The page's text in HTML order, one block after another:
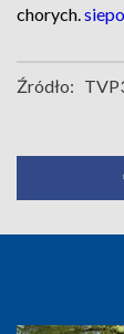
chorych.
Źródło: